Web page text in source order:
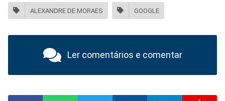
ALEXANDRE DE MORAES GOOGLE
Ler comentários e comentar